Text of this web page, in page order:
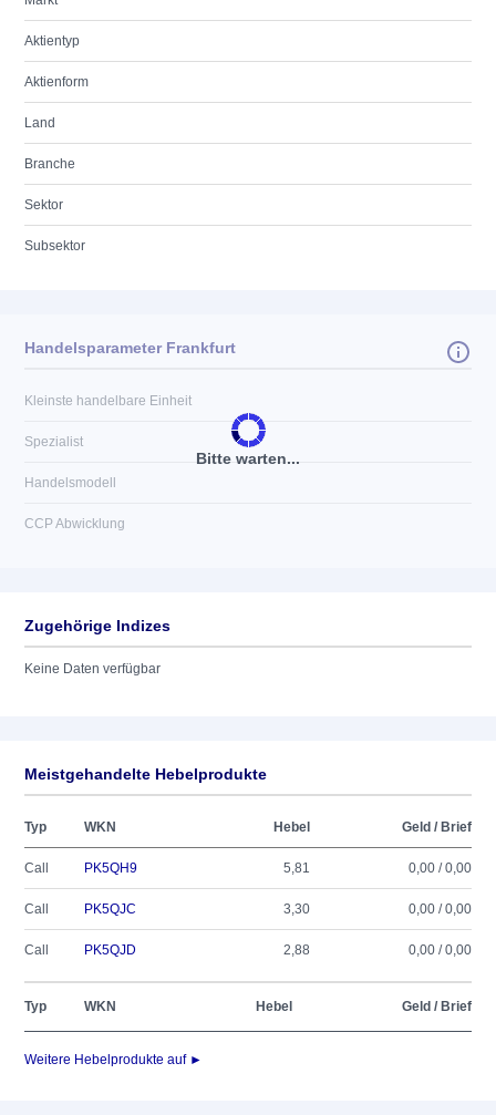
Aktientyp
Aktienform
Land
Branche
Sektor
Subsektor
Bitte warten...
Handelsparameter Frankfurt
Kleinste handelbare Einheit
Spezialist
Handelsmodell
CCP Abwicklung
Zugehörige Indizes
Keine Daten verfügbar
Meistgehandelte Hebelprodukte
Typ WKN Hebel Geld / Brief
Call PK5QH9 5,81 0,00 / 0,00
Call PK5QJC 3,30 0,00 / 0,00
Call PK5QJD 2,88 0,00 / 0,00
Typ WKN Hebel Geld / Brief
Weitere Hebelprodukte auf ►